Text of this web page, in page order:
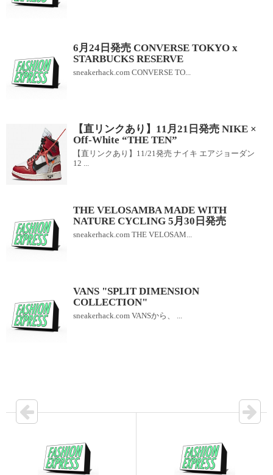
6月24日発売 CONVERSE TOKYO x
STARBUCKS RESERVE
sneakerhack.com CONVERSE TO...
【直リンクあり】11月21日発売 NIKE ×
Off-White “THE TEN”
【直リンクあり】11/21発売 ナイキ エアジョーダン
12 ...
THE VELOSAMBA MADE WITH
NATURE CYCLING 5月30日発売
sneakerhack.com THE VELOSAM...
VANS "SPLIT DIMENSION
COLLECTION"
sneakerhack.com VANSから、 ...